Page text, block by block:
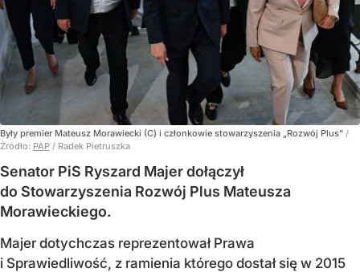
Były premier Mateusz Morawiecki (C) i członkowie stowarzyszenia „Rozwój Plus” /
Źródło: PAP / Radek Pietruszka
Senator PiS Ryszard Majer dołączył
do Stowarzyszenia Rozwój Plus Mateusza
Morawieckiego.
Majer dotychczas reprezentował Prawa
i Sprawiedliwość, z ramienia którego dostał się w 2015